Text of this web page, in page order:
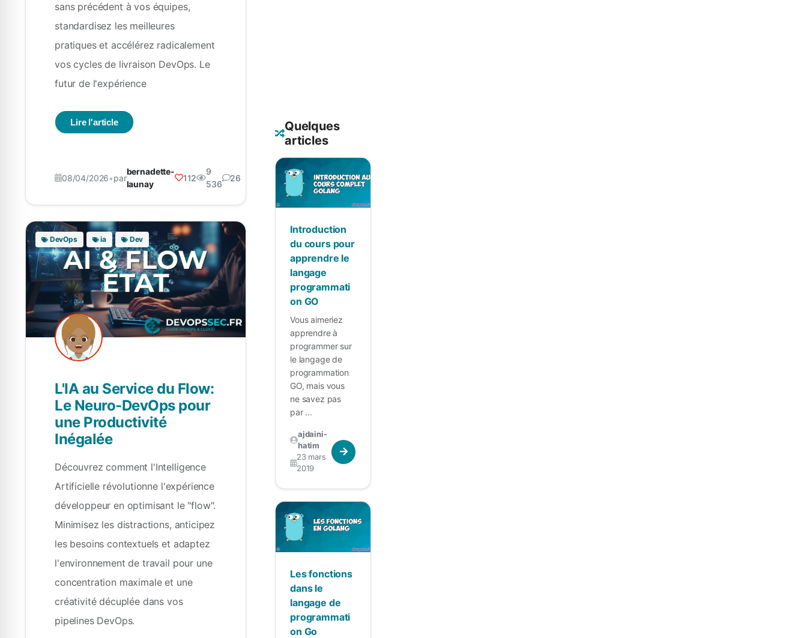
sans précédent à vos équipes,
standardisez les meilleures
pratiques et accélérez radicalement
vos cycles de livraison DevOps. Le
futur de l'expérience
Lire l'article
08/04/2026•par
bernadette-
launay
112
9
536
26
DevOps ia Dev
L'IA au Service du Flow:
Le Neuro-DevOps pour
une Productivité
Inégalée
Découvrez comment l'Intelligence
Artificielle révolutionne l'expérience
développeur en optimisant le "flow".
Minimisez les distractions, anticipez
les besoins contextuels et adaptez
l'environnement de travail pour une
concentration maximale et une
créativité décuplée dans vos
pipelines DevOps.
Quelques
articles
Introduction
du cours pour
apprendre le
langage
programmati
on GO
Vous aimeriez
apprendre à
programmer sur
le langage de
programmation
GO, mais vous
ne savez pas
par ...
ajdaini-
hatim
23 mars
2019
Les fonctions
dans le
langage de
programmati
on Go